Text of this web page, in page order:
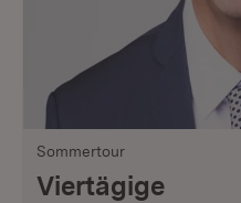
Sommertour
Viertägige